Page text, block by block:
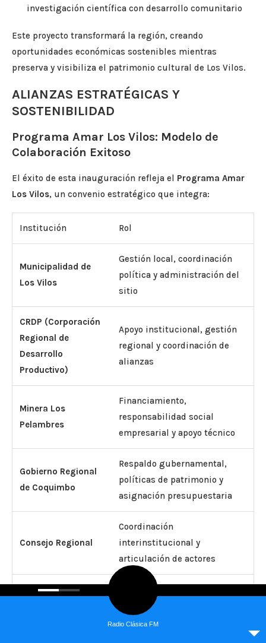
investigación científica con desarrollo comunitario
Este proyecto transformará la región, creando
oportunidades económicas sostenibles mientras
preserva y visibiliza el patrimonio cultural de Los Vilos.
ALIANZAS ESTRATÉGICAS Y
SOSTENIBILIDAD
Programa Amar Los Vilos: Modelo de
Colaboración Exitoso
El éxito de esta inauguración refleja el Programa Amar
Los Vilos, un convenio estratégico que integra:
Institución Rol
Municipalidad de
Los Vilos
Gestión local, coordinación
política y administración del
sitio
CRDP (Corporación
Regional de
Desarrollo
Productivo)
Apoyo institucional, gestión
regional y coordinación de
alianzas
Minera Los
Pelambres
Financiamiento,
responsabilidad social
empresarial y apoyo técnico
Gobierno Regional
de Coquimbo
Respaldo gubernamental,
políticas de patrimonio y
asignación presupuestaria
Consejo Regional
Coordinación
interinstitucional y
articulación de actores
Universidad de
investigación científica y
capacitación
Radio Clásica FM